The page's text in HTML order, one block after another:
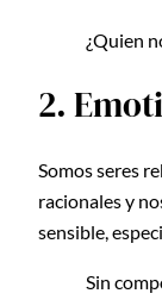
¿Quien
2.
Somos seres
racionales y
sensible,
Sin